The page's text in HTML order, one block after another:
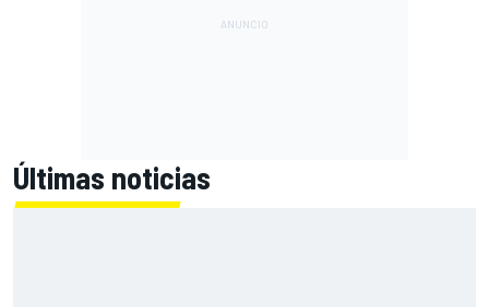
Últimas noticias